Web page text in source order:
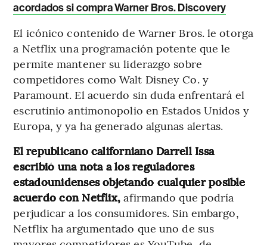
acordados si compra Warner Bros. Discovery
El icónico contenido de Warner Bros. le otorga
a Netflix una programación potente que le
permite mantener su liderazgo sobre
competidores como Walt Disney Co. y
Paramount. El acuerdo sin duda enfrentará el
escrutinio antimonopolio en Estados Unidos y
Europa, y ya ha generado algunas alertas.
El republicano californiano Darrell Issa
escribió una nota a los reguladores
estadounidenses objetando cualquier posible
acuerdo con Netflix,afirmando que podría
perjudicar a los consumidores. Sin embargo,
Netflix ha argumentado que uno de sus